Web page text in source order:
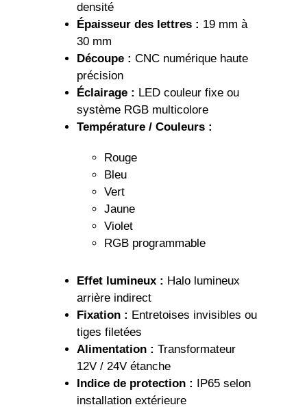
densité
Épaisseur des lettres : 19 mm à
30 mm
Découpe : CNC numérique haute
précision
Éclairage : LED couleur fixe ou
système RGB multicolore
Température / Couleurs :
Rouge
Bleu
Vert
Jaune
Violet
RGB programmable
Effet lumineux : Halo lumineux
arrière indirect
Fixation : Entretoises invisibles ou
tiges filetées
Alimentation : Transformateur
12V / 24V étanche
Indice de protection :
IP65 selon
installation extérieure